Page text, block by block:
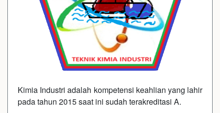
Kimia Industri adalah kompetensi keahlian yang lahir
pada tahun 2015 saat ini sudah terakreditasi A.